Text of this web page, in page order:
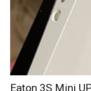
Eaton 3S Mini